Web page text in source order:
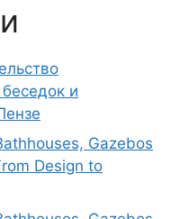
и
Gazebos
Design to